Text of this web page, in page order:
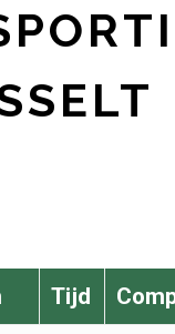
Tijd